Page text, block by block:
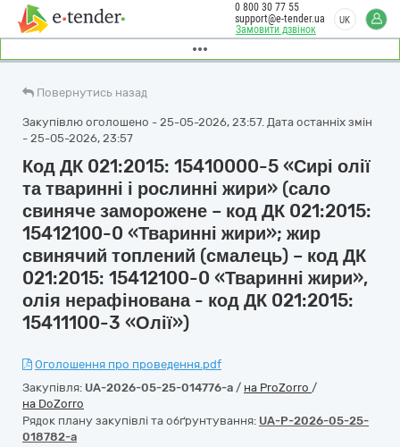
Замовити дзвінок
0 800 30 77 55
support@e-tender.ua
UK
Повернутись назад
Закупівлю оголошено - 25-05-2026, 23:57. Дата останніх змін
- 25-05-2026, 23:57
Код ДК 021:2015: 15410000-5 «Сирі олії
та тваринні і рослинні жири» (сало
свиняче заморожене – код ДК 021:2015:
15412100-0 «Тваринні жири»; жир
свинячий топлений (смалець) – код ДК
021:2015: 15412100-0 «Тваринні жири»,
олія нерафінована - код ДК 021:2015:
15411100-3 «Олії»)
Оголошення про проведення.pdf
Закупівля: UA-2026-05-25-014776-a / на ProZorro /
на DoZorro
Рядок плану закупівлі та обґрунтування: UA-P-2026-05-25-
018782-a